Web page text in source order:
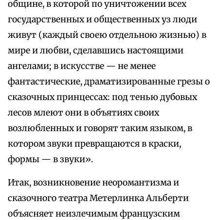
общине, в которой по уничтожении всех
государственных и общественных уз люди
живут (каждый своею отдельною жизнью) в
мире и любви, сделавшись настоящими
ангелами; в искусстве — не менее
фантастические, драматизированные грезы о
сказочных принцессах: под тенью дубовых
лесов млеют они в объятиях своих
возлюбленных и говорят таким языком, в
котором звуки превращаются в краски,
формы — в звуки».
Итак, возникновение неоромантизма и
сказочного театра Метерлинка Альберти
объясняет неизлечимым французским